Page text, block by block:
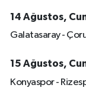
14 Ağustos,
Galatasaray -
15 Ağustos,
Konyaspor -